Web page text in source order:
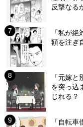
反撃なる
「私が
額を注ぎ
「元嫁
を突っ込
じれる？
「自転